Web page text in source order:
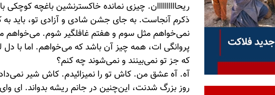
ریحاااااااااان. چیزی نمانده خاکسترنشین باغچه
ذکرم آنجاست. به جای جشن شادی و آزادی تو، باید به
نمی‌خواهم مثل سوم و هفتم غافلگیر شوم.
پروانگی ات، همه چیز آن باشد که می‌خواهم. اما با
که جز تو نمی‌بینند و نمی‌شوند چه کنم؟
آه. آه عشق من. کاش تو را نمیزائیدم. کاش شیر
روز بزرگ شدنت، این‌چنین در جانم ریشه بدواند. ای